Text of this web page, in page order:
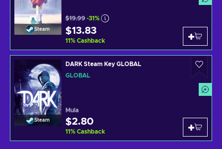
Steam
$19.99 -31%
$13.83
11% Cashback
Steam
DARK Steam Key GLOBAL
GLOBAL
Mula
$2.80
11% Cashback